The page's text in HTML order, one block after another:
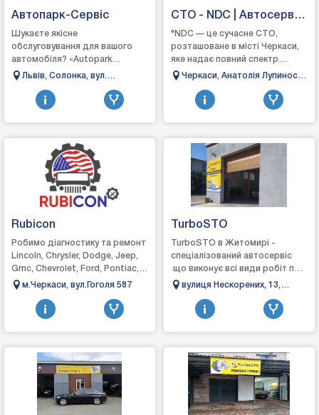
Автопарк-Сервіс
Шукаєте якісне
обслуговування для вашого
автомобіля? «Autopark
Service» — ваш надійний
пропонуємо повний спектр
послуг, щоб в...
Львів, Солонка, вул.
Кільцева, 60
СТО - NDC | Автосервіс
Черкаси
"NDC — це сучасне СТО,
розташоване в місті Черкаси,
яке надає повний спектр
послуг з ремонту та
Ми спеціалізуємося на д...
Черкаси, Анатолія Лупиноса
Rubicon
Робимо діагностику та ремонт
Lincoln, Chrysler, Dodge, Jeep,
Gmc, Chevrolet, Ford, Pontiac,
Saturn, Mercury, Buick, Cadillac,
м.Черкаси, вул.Гоголя 587
TurboSTO
TurboSTO в Житомирі -
спеціалізований автосервіс
що виконує всі види робіт по
турбінах: зняття, діагностика,
виготовл...
вулиця Нескорених, 13,
Довжик, Житомирська
область, 10004